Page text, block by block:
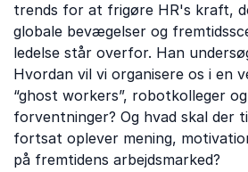
trends for at frigøre HR's kraft,
globale bevægelser og
ledelse står overfor. Han
Hvordan vil vi organisere os i en
“ghost workers”, robotkolleger
forventninger? Og hvad skal der
fortsat oplever mening,
på fremtidens arbejdsmarked?